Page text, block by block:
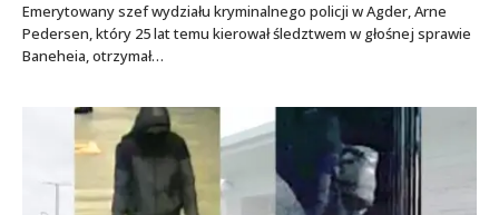
Emerytowany szef wydziału kryminalnego policji w Agder, Arne
Pedersen, który 25 lat temu kierował śledztwem w głośnej sprawie
Baneheia, otrzymał…